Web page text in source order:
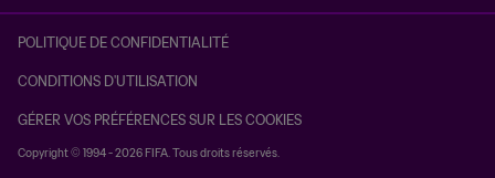
POLITIQUE DE CONFIDENTIALITÉ
CONDITIONS D'UTILISATION
GÉRER VOS PRÉFÉRENCES SUR LES COOKIES
Copyright © 1994 - 2026 FIFA. Tous droits réservés.